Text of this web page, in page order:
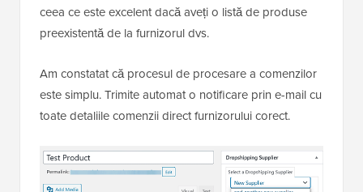
ceea ce este excelent dacă aveți o listă de produse
preexistentă de la furnizorul dvs.
Am constatat că procesul de procesare a comenzilor
este simplu. Trimite automat o notificare prin e-mail cu
toate detaliile comenzii direct furnizorului corect.